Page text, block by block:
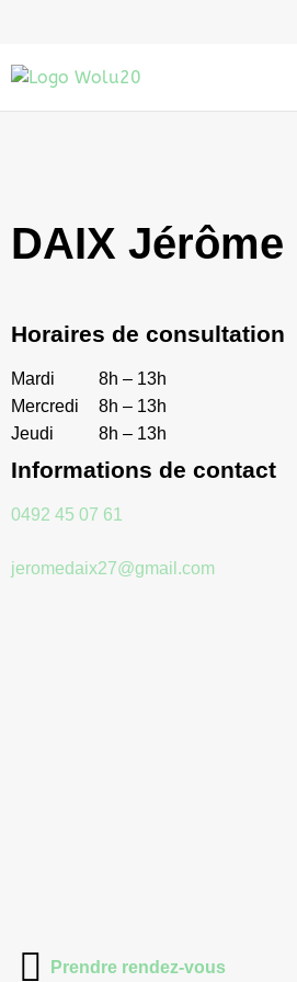
DAIX Jérôme
Horaires de consultation
Mardi
Mercredi
Jeudi
8h – 13h
8h – 13h
8h – 13h
Informations de contact
0492 45 07 61
jeromedaix27@gmail.com
Prendre rendez-vous